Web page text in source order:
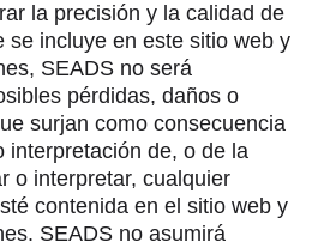
la precisión y la calidad de
se incluye en este sitio web y
SEADS no será
pérdidas, daños o
surjan como consecuencia
interpretación de, o de la
o interpretar, cualquier
contenida en el sitio web y
SEADS no asumirá